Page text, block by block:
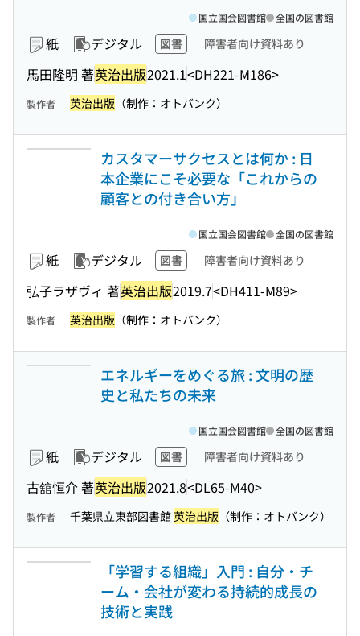
紙 デジタル 図書 障害者向け資料あり
馬田隆明 著英治出版2021.1<DH221-M186>
国立国会図書館 全国の図書館
製作者 英治出版 （制作：オトバンク）
カスタマーサクセスとは何か : 日
本企業にこそ必要な「これからの
顧客との付き合い方」
紙 デジタル 図書 障害者向け資料あり
弘子ラザヴィ 著英治出版2019.7<DH411-M89>
国立国会図書館 全国の図書館
製作者 英治出版 （制作：オトバンク）
エネルギーをめぐる旅 : 文明の歴
史と私たちの未来
紙 デジタル 図書 障害者向け資料あり
古舘恒介 著英治出版2021.8<DL65-M40>
国立国会図書館 全国の図書館
製作者 千葉県立東部図書館英治出版 （制作：オトバンク）
「学習する組織」入門 : 自分・チ
ーム・会社が変わる持続的成長の
技術と実践